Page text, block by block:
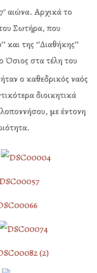
ο αιώνα. Αρχικά το
Σωτήρα, που
της ‘’Διαθήκης’’
Όσιος στα τέλη του
ο καθεδρικός ναός
διοικητικά
με έντονη